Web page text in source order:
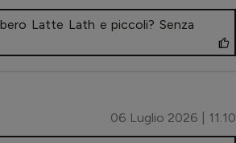
Latte Lath e piccoli? Senza
06 Luglio 2026 | 11.10